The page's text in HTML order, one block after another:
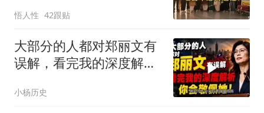
悟人性 42跟贴
大部分的人都对郑丽文有
误解，看完我的深度解析
小杨历史